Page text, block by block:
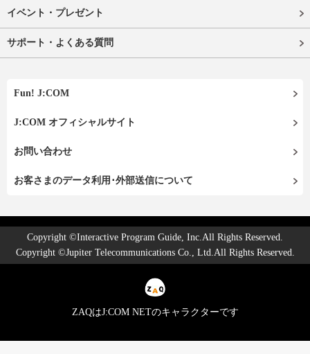
イベント・プレゼント
サポート・よくある質問
Fun! J:COM
J:COM オフィシャルサイト
お問い合わせ
お客さまのデータ利用･外部送信について
Copyright ©Interactive Program Guide, Inc.All Rights Reserved.
Copyright ©Jupiter Telecommunications Co., Ltd.All Rights Reserved.
ZAQはJ:COM NETのキャラクターです